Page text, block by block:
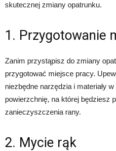
skutecznej zmiany opatrunku.
1. Przygotowanie
Zanim przystąpisz do zmiany
przygotować miejsce pracy.
niezbędne narzędzia i materiały
powierzchnię, na której będziesz
zanieczyszczenia rany.
2. Mycie rąk